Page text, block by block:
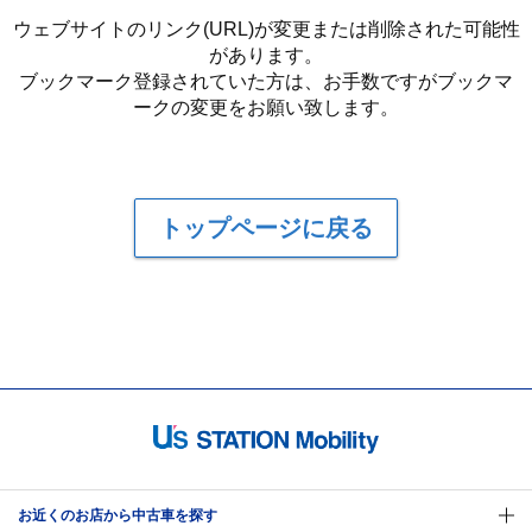
ウェブサイトのリンク(URL)が変更または削除された可能性
があります。
ブックマーク登録されていた方は、お手数ですがブックマ
ークの変更をお願い致します。
トップページに戻る
お近くのお店から中古車を探す